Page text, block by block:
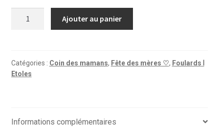
Temple
tropical
Ajouter au panier
Catégories : Coin des mamans, Fête des mères ♡, Foulards Ⅰ
Etoles
Informations complémentaires